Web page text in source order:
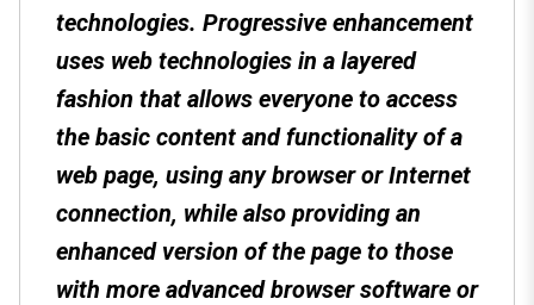
technologies. Progressive enhancement
uses web technologies in a layered
fashion that allows everyone to access
the basic content and functionality of a
web page, using any browser or Internet
connection, while also providing an
enhanced version of the page to those
with more advanced browser software or